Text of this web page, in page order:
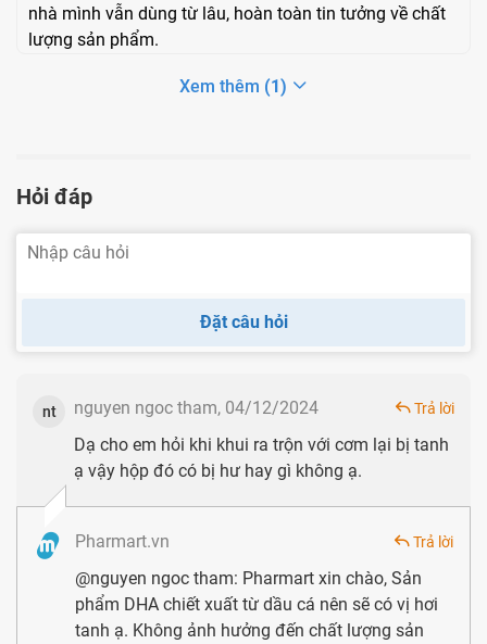
Giấy đăng ký công bố sản phẩm
Mỗi viên Nature's Way DHA 300mg có chứa các thành
phần chính là cá cô đặc Omega - 3 triglyceride với hàm
- 3 triglyceride là dầu cá dạng tự nhiên có nhiều ưu điểm
Tác dụng của DHA:
cấu trúc chính nên não, vỏ não, da và võng mạc mắt.
Theo nhiều nghiên cứu đã chỉ ra rằng, DHA chiếm tới
chất này mà phải bổ sung nó qua các món ăn hằng
ngày hoặcthực phẩm chức nănghỗ trợ. Nhất là
nhà mình vẫn dùng từ lâu, hoàn toàn tin tưởng về chất
lượng sản phẩm.
Xem thêm (1)
Hỏi đáp
Đặt câu hỏi
nt nguyen ngoc tham, 04/12/2024 Trả lời
Dạ cho em hỏi khi khui ra trộn với cơm lại bị tanh
ạ vậy hộp đó có bị hư hay gì không ạ.
Pharmart.vn Trả lời
@nguyen ngoc tham: Pharmart xin chào, Sản
phẩm DHA chiết xuất từ dầu cá nên sẽ có vị hơi
tanh ạ. Không ảnh hưởng đến chất lượng sản